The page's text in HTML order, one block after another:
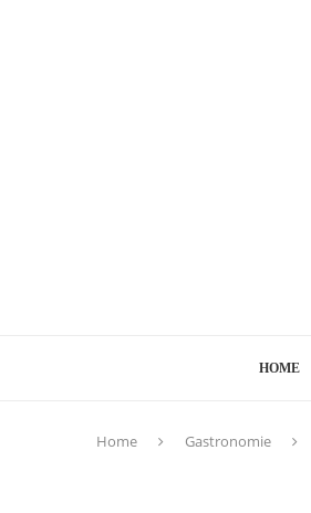
HOME
Home Gastronomie